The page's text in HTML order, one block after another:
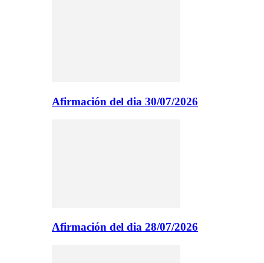
Afirmación del dia 30/07/2026
Afirmación del dia 28/07/2026